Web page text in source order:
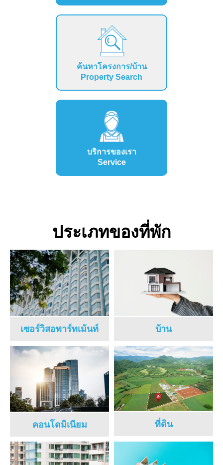
ค้นหาโครงการ/บ้าน
Property Search
บริการของเรา
Service
ประเภทของที่พัก
เซอร์วิสอพาร์ทเม้นท์ บ้าน
คอนโดมิเนียม ที่ดิน